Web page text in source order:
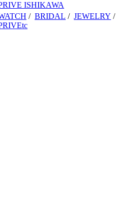
ISHIKAWA
/ BRIDAL / JEWELRY /